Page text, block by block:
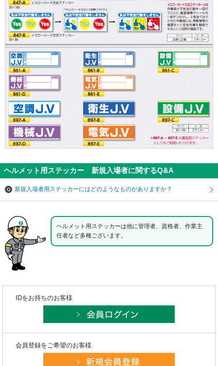
ヘルメット用ステッカー 新規入場者に関するQ&A
新規入場者用ステッカーにはどのようなものがありますか？
ヘルメット用ステッカーは他に管理者、資格者、作業主
任者など多種ございます。
IDをお持ちのお客様
会員登録をご希望のお客様